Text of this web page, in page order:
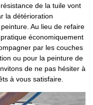
de la tuile vont
la détérioration
Au lieu de refaire
économiquement
par les couches
ou pour la peinture de
de ne pas hésiter à
à vous satisfaire.